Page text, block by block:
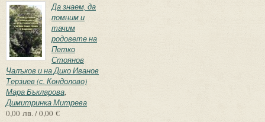
Да знаем, да
помним и
тачим
родовете на
Петко
Стоянов
Чалъков и на Дико Иванов
Терзиев (с. Кондолово)
Мара Бъкларова,
Димитринка Митрева
0,00 лв. / 0,00 €